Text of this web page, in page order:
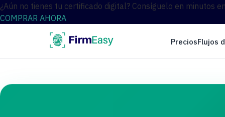
¿Aún no tienes tu certificado digital? Consíguelo en minutos
COMPRAR AHORA
PreciosFlujos